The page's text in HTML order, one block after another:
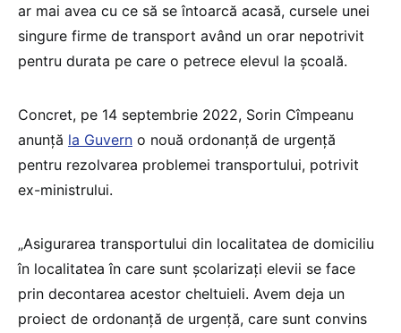
ar mai avea cu ce să se întoarcă acasă, cursele unei
singure firme de transport având un orar nepotrivit
pentru durata pe care o petrece elevul la școală.
Concret, pe 14 septembrie 2022, Sorin Cîmpeanu
anunță la Guvern o nouă ordonanță de urgență
pentru rezolvarea problemei transportului, potrivit
ex-ministrului.
„Asigurarea transportului din localitatea de domiciliu
în localitatea în care sunt şcolarizaţi elevii se face
prin decontarea acestor cheltuieli. Avem deja un
proiect de ordonanţă de urgenţă, care sunt convins